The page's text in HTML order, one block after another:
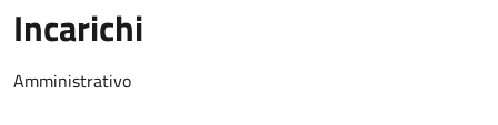
Incarichi
Amministrativo